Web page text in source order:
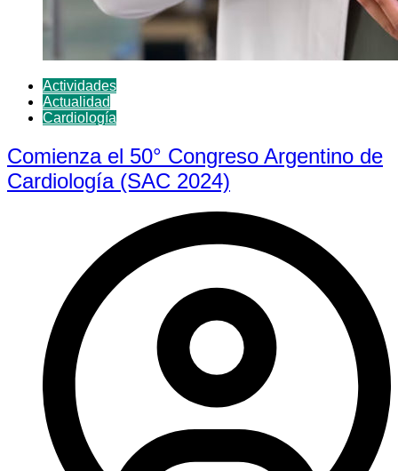
Actividades
Actualidad
Cardiología
Comienza el 50° Congreso Argentino de
Cardiología (SAC 2024)